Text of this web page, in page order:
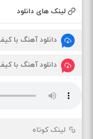
لینک های دانلود
دانلود آهنگ با
دانلود آهنگ با
لینک کوتاه